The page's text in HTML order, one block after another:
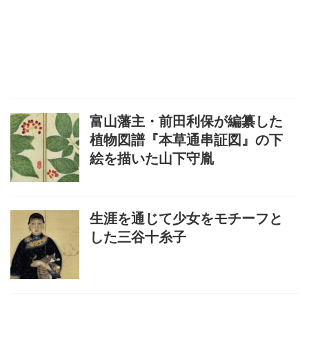
富山藩主・前田利保が編纂した
植物図譜『本草通串証図』の下
絵を描いた山下守胤
生涯を通じて少女をモチーフと
した三谷十糸子